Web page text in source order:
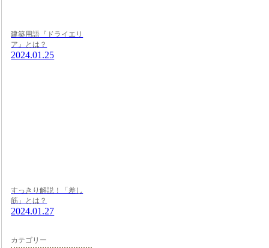
建築用語『ドライエリ
ア』とは？
2024.01.25
すっきり解説！「差し
筋」とは？
2024.01.27
カテゴリー